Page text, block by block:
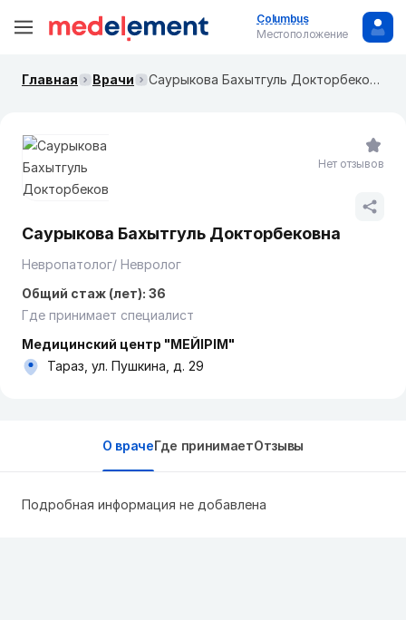
Columbus
Местоположение
Главная Врачи Саурыкова Бахытгуль Докторбековна
Саурыкова Бахытгуль Докторбековна
Невропатолог/ Невролог
Общий стаж (лет): 36
Где принимает специалист
Медицинский центр "МЕЙІРІМ"
Тараз, ул. Пушкина, д. 29
Нет отзывов
О врачеГде принимаетОтзывы
Подробная информация не добавлена